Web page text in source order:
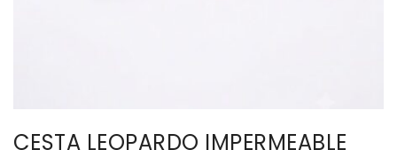
CESTA LEOPARDO IMPERMEABLE